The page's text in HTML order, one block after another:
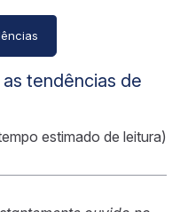
tendências de
estimado de leitura)